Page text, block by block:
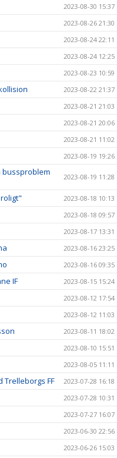
2023-08-30 15:37
2023-08-26 21:30
2023-08-24 22:11
2023-08-24 12:25
2023-08-23 10:59
2023-08-22 21:37
2023-08-21 21:03
2023-08-21 20:06
2023-08-21 11:02
2023-08-19 19:26
bussproblem
2023-08-19 11:28
2023-08-18 10:13
2023-08-18 09:57
2023-08-17 13:31
2023-08-16 23:25
2023-08-16 09:35
IF 2023-08-15 15:24
2023-08-12 17:54
2023-08-12 11:03
2023-08-11 18:02
2023-08-10 15:51
2023-08-05 11:11
Trelleborgs FF 2023-07-28 16:18
2023-07-28 10:31
2023-07-27 16:07
2023-06-30 22:56
2023-06-26 15:03